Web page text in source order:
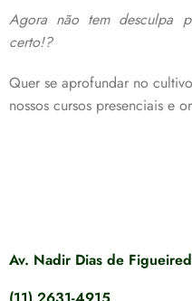
Agora não tem desculpa
certo!?
Quer se aprofundar no
nossos cursos presenciais e
Av. Nadir Dias de